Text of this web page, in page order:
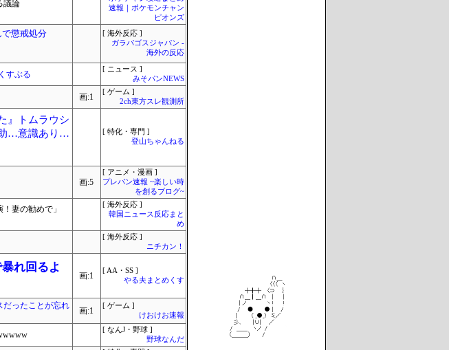
議論
速報｜ポケモンチャン
ピオンズ
懲戒処分
[ 海外反応 ]
ガラパゴスジャパン -
海外の反応
すぶる
[ ニュース ]
みそパンNEWS
画:1
[ ゲーム ]
2ch東方スレ観測所
』トムラウシ
助…意識あり…
[ 特化・専門 ]
登山ちゃんねる
画:5
[ アニメ・漫画 ]
プレバン速報 ~楽しい時
を創るブログ~
妻の勧めで」
[ 海外反応 ]
韓国ニュース反応まと
め
[ 海外反応 ]
ニチカン！
れ回るよ
画:1
[ AA・SS ]
やる夫まとめくす
だったことが忘れ
画:1
[ ゲーム ]
けおけお速報
[ なんJ・野球 ]
野球なんだ